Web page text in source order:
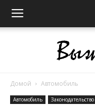
Домой Автомобиль
Автомобиль Законодательство